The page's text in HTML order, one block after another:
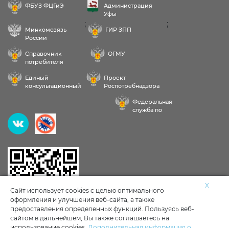
Здравствуйте! Пожалуйста,
выберите услугу:
Исследования воды, продуктов, почвы
Личные мед книжки Клещи
ФБУЗ ФЦГиЭ
Администрация
Уфы
Минкомсвязь
России
;
ГИР ЗПП
;
Справочник
потребителя
ОГМУ
Единый
консультационный
Проект
Роспотребнадзора
РФ «Здоровое
питание» Федеральная
служба по
X
Сайт использует cookies с целью оптимального
оформления и улучшения веб-сайта, а также
предоставления определенных функций. Пользуясь веб-
сайтом в дальнейшем, Вы также соглашаетесь на